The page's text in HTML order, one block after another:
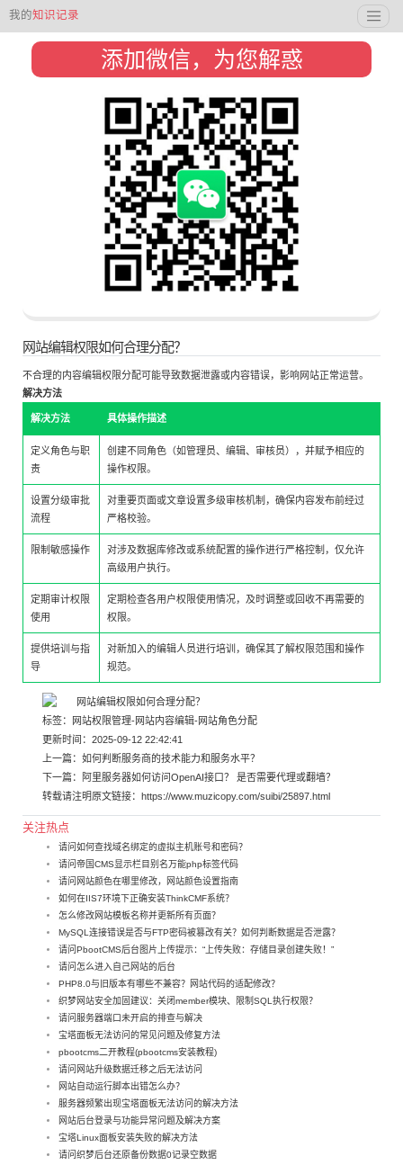
我的知识记录
添加微信，为您解惑
网站编辑权限如何合理分配？
不合理的内容编辑权限分配可能导致数据泄露或内容错误，影响网站正常运营。
解决方法
解决方法 具体操作描述
定义角色与职
责
创建不同角色（如管理员、编辑、审核员），并赋予相应的
操作权限。
设置分级审批
流程
对重要页面或文章设置多级审核机制，确保内容发布前经过
严格校验。
限制敏感操作
对涉及数据库修改或系统配置的操作进行严格控制，仅允许
高级用户执行。
定期审计权限
使用
定期检查各用户权限使用情况，及时调整或回收不再需要的
权限。
提供培训与指
导
对新加入的编辑人员进行培训，确保其了解权限范围和操作
规范。
标签： 网站权限管理-网站内容编辑-网站角色分配
更新时间：2025-09-12 22:42:41
上一篇： 如何判断服务商的技术能力和服务水平？
下一篇：
阿里服务器如何访问OpenAI接口？ 是否需要代理或翻墙？
转载请注明原文链接： https://www.muzicopy.com/suibi/25897.html
关注热点
请问如何查找域名绑定的虚拟主机账号和密码？
请问帝国CMS显示栏目别名万能php标签代码
请问网站颜色在哪里修改，网站颜色设置指南
如何在IIS7环境下正确安装ThinkCMF系统？
怎么修改网站模板名称并更新所有页面？
MySQL连接错误是否与FTP密码被篡改有关？如何判断数据是否泄露？
请问PbootCMS后台图片上传提示：“上传失败：存储目录创建失败！”
请问怎么进入自己网站的后台
PHP8.0与旧版本有哪些不兼容？网站代码的适配修改？
织梦网站安全加固建议：关闭member模块、限制SQL执行权限？
请问服务器端口未开启的排查与解决
宝塔面板无法访问的常见问题及修复方法
pbootcms二开教程(pbootcms安装教程)
请问网站升级数据迁移之后无法访问
网站自动运行脚本出错怎么办？
服务器频繁出现宝塔面板无法访问的解决方法
网站后台登录与功能异常问题及解决方案
宝塔Linux面板安装失败的解决方法
请问织梦后台还原备份数据0记录空数据